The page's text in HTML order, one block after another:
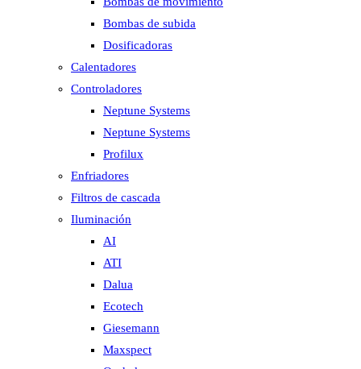
Bombas de subida
Dosificadoras
Calentadores
Controladores
Neptune Systems
Neptune Systems
Profilux
Enfriadores
Filtros de cascada
Iluminación
AI
ATI
Dalua
Ecotech
Giesemann
Maxspect